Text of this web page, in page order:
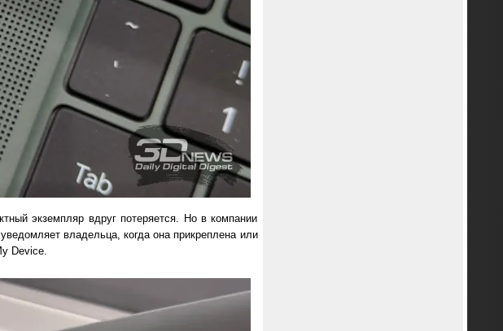
экземпляр вдруг потеряется. Но в компании
владельца, когда она прикреплена или
Device.